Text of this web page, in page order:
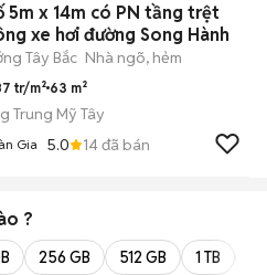
5m x 14m có PN tầng trệt
xe hơi đường Song Hành
Tây Bắc Nhà ngõ, hẻm
tr/m² 63 m²
Trung Mỹ Tây
Gia 5.0 14đã bán
?
256 GB 512 GB 1 TB